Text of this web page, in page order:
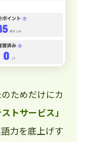
ためだけにカ
ストサービス」
力を底上げす